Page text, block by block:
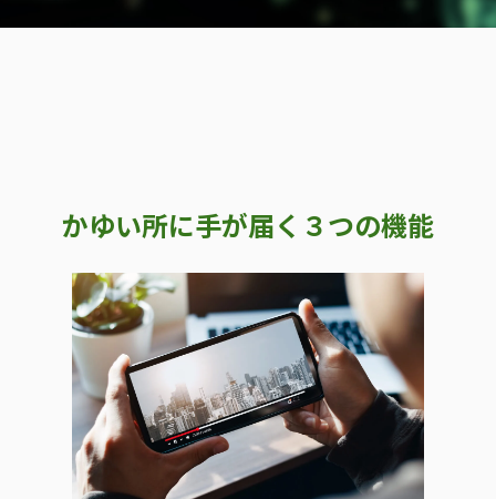
かゆい所に手が届く３つの機能